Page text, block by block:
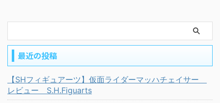
最近の投稿
【SHフィギュアーツ】仮面ライダーマッハチェイサー
レビュー S.H.Figuarts